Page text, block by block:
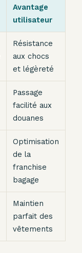
Avantage
utilisateur
Résistance
aux chocs
et légèreté
Passage
facilité aux
douanes
Optimisation
de la
franchise
bagage
Maintien
parfait des
vêtements